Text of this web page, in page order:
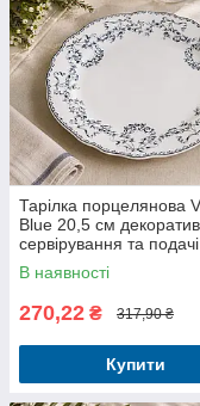
Тарілка порцелянова
Blue 20,5 см
сервірування та
В наявності
270,22 ₴ 317,90 ₴
Купити